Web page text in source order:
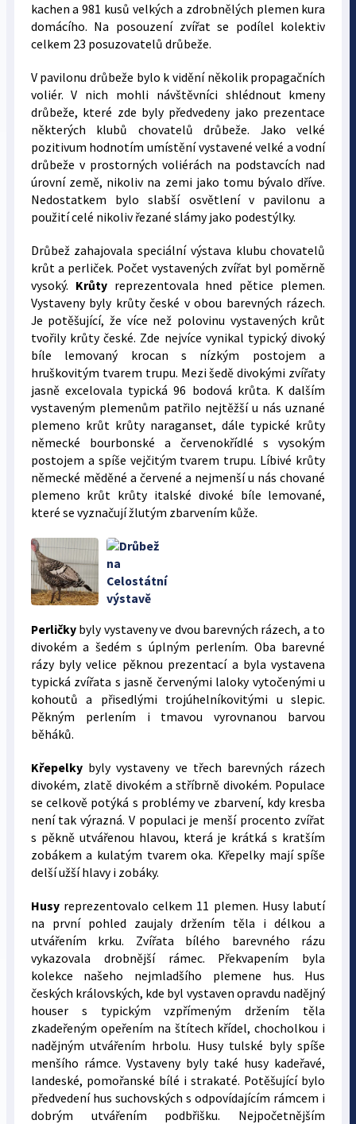
kachen a 981 kusů velkých a zdrobnělých plemen kura
domácího. Na posouzení zvířat se podílel kolektiv
celkem 23 posuzovatelů drůbeže.
V pavilonu drůbeže bylo k vidění několik propagačních
voliér. V nich mohli návštěvníci shlédnout kmeny
drůbeže, které zde byly předvedeny jako prezentace
některých klubů chovatelů drůbeže. Jako velké
pozitivum hodnotím umístění vystavené velké a vodní
drůbeže v prostorných voliérách na podstavcích nad
úrovní země, nikoliv na zemi jako tomu bývalo dříve.
Nedostatkem bylo slabší osvětlení v pavilonu a
použití celé nikoliv řezané slámy jako podestýlky.
Drůbež zahajovala speciální výstava klubu chovatelů
krůt a perliček. Počet vystavených zvířat byl poměrně
vysoký. Krůtyreprezentovala hned pětice plemen.
Vystaveny byly krůty české v obou barevných rázech.
Je potěšující, že více než polovinu vystavených krůt
tvořily krůty české. Zde nejvíce vynikal typický divoký
bíle lemovaný krocan s nízkým postojem a
hruškovitým tvarem trupu. Mezi šedě divokými zvířaty
jasně excelovala typická 96 bodová krůta. K dalším
vystaveným plemenům patřilo nejtěžší u nás uznané
plemeno krůt krůty naraganset, dále typické krůty
německé bourbonské a červenokřídlé s vysokým
postojem a spíše vejčitým tvarem trupu. Líbivé krůty
německé měděné a červené a nejmenší u nás chované
plemeno krůt krůty italské divoké bíle lemované,
které se vyznačují žlutým zbarvením kůže.
Perličkybyly vystaveny ve dvou barevných rázech, a to
divokém a šedém s úplným perlením. Oba barevné
rázy byly velice pěknou prezentací a byla vystavena
typická zvířata s jasně červenými laloky vytočenými u
kohoutů a přisedlými trojúhelníkovitými u slepic.
Pěkným perlením i tmavou vyrovnanou barvou
běháků.
Křepelkybyly vystaveny ve třech barevných rázech
divokém, zlatě divokém a stříbrně divokém. Populace
se celkově potýká s problémy ve zbarvení, kdy kresba
není tak výrazná. V populaci je menší procento zvířat
s pěkně utvářenou hlavou, která je krátká s kratším
zobákem a kulatým tvarem oka. Křepelky mají spíše
delší užší hlavy i zobáky.
Husyreprezentovalo celkem 11 plemen. Husy labutí
na první pohled zaujaly držením těla i délkou a
utvářením krku. Zvířata bílého barevného rázu
vykazovala drobnější rámec. Překvapením byla
kolekce našeho nejmladšího plemene hus. Hus
českých královských, kde byl vystaven opravdu nadějný
houser s typickým vzpřímeným držením těla
zkadeřeným opeřením na štítech křídel, chocholkou i
nadějným utvářením hrbolu. Husy tulské byly spíše
menšího rámce. Vystaveny byly také husy kadeřavé,
landeské, pomořanské bílé i strakaté. Potěšující bylo
předvedení hus suchovských s odpovídajícím rámcem i
dobrým utvářením podbřišku. Nejpočetnějším